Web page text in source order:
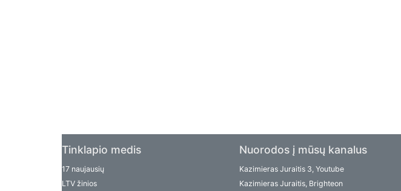
Tinklapio medis
17 naujausių
LTV žinios
Nuorodos į mūsų kanalus
Kazimieras Juraitis 3, Youtube
Kazimieras Juraitis, Brighteon